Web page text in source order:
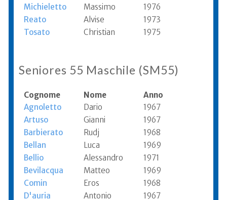
Michieletto
Massimo
1976
Reato
Alvise
1973
Tosato
Christian 1975
Seniores 55 Maschile (SM55)
Cognome Nome
Anno
Agnoletto
Dario
1967
Artuso
Gianni
1967
Barbierato
Rudj
1968
Bellan
Luca
1969
Bellio
Alessandro
1971
Bevilacqua
Matteo
1969
Comin
Eros
1968
D'auria
Antonio 1967